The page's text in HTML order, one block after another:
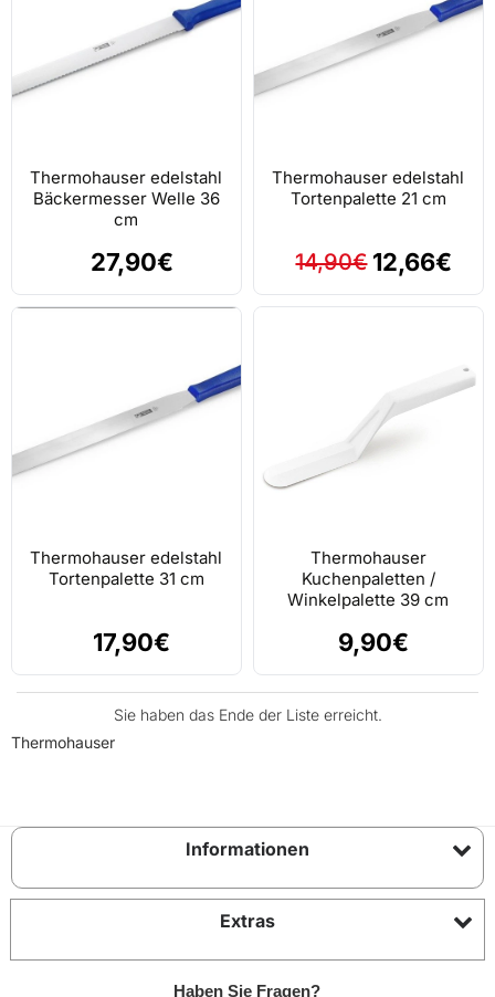
Thermohauser edelstahl
Bäckermesser Welle 36
cm
27,90€
Thermohauser edelstahl
Tortenpalette 21 cm
12,66€
14,90€
Thermohauser edelstahl
Tortenpalette 31 cm
17,90€
Thermohauser
Kuchenpaletten /
Winkelpalette 39 cm
9,90€
Sie haben das Ende der Liste erreicht.
Thermohauser
Informationen
Extras
Haben Sie Fragen?